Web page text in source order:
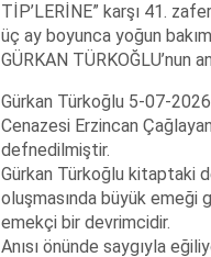
TİP’LERİNE” karşı 41.
üç ay boyunca yoğun
GÜRKAN TÜRKOĞLU’nun
Gürkan Türkoğlu 5-07-
Cenazesi Erzincan
defnedilmiştir.
Gürkan Türkoğlu kitaptaki
oluşmasında büyük emeği
emekçi bir devrimcidir.
Anısı önünde saygıyla